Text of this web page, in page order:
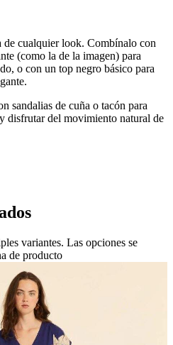
de cualquier look. Combínalo con
(como la de la imagen) para
o con un top negro básico para
sandalias de cuña o tacón para
disfrutar del movimiento natural de
variantes. Las opciones se
de producto